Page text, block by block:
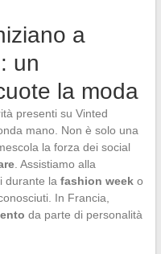
a
un
la moda
presenti su Vinted
mano. Non è solo una
la forza dei social
. Assistiamo alla
durante la fashion weeko
In Francia,
da parte di personalità